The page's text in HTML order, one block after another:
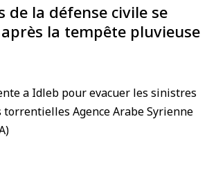
de la défense civile se
la tempête pluvieuse